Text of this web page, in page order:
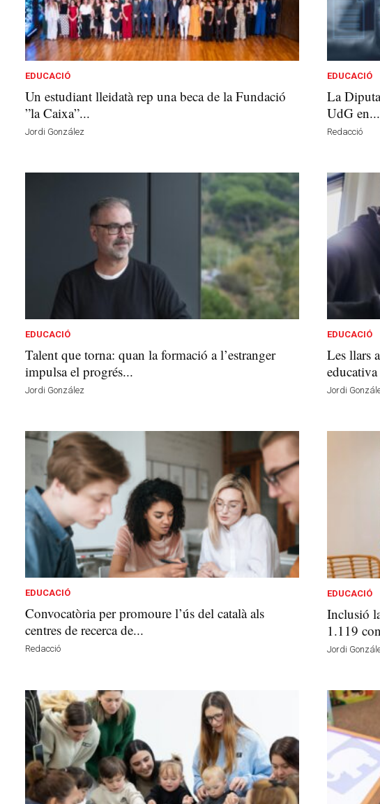
EDUCACIÓ
Un estudiant lleidatà rep una beca de la Fundació
”la Caixa”...
Jordi González
EDUCACIÓ
La
UdG en...
Redacció
EDUCACIÓ
Talent que torna: quan la formació a l’estranger
impulsa el progrés...
Jordi González
EDUCACIÓ
Les llars
educativa
Jordi
EDUCACIÓ
Convocatòria per promoure l’ús del català als
centres de recerca de...
Redacció
EDUCACIÓ
Inclusió
1.119
Jordi